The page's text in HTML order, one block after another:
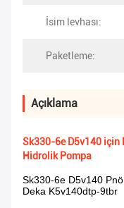
İsim levhası:
Paketleme:
Açıklama
Sk330-6e D5v140
Hidrolik Pompa
Sk330-6e D5v140
Deka K5v140dtp-9tbr